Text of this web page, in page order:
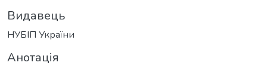
Видавець
НУБІП України
Анотація